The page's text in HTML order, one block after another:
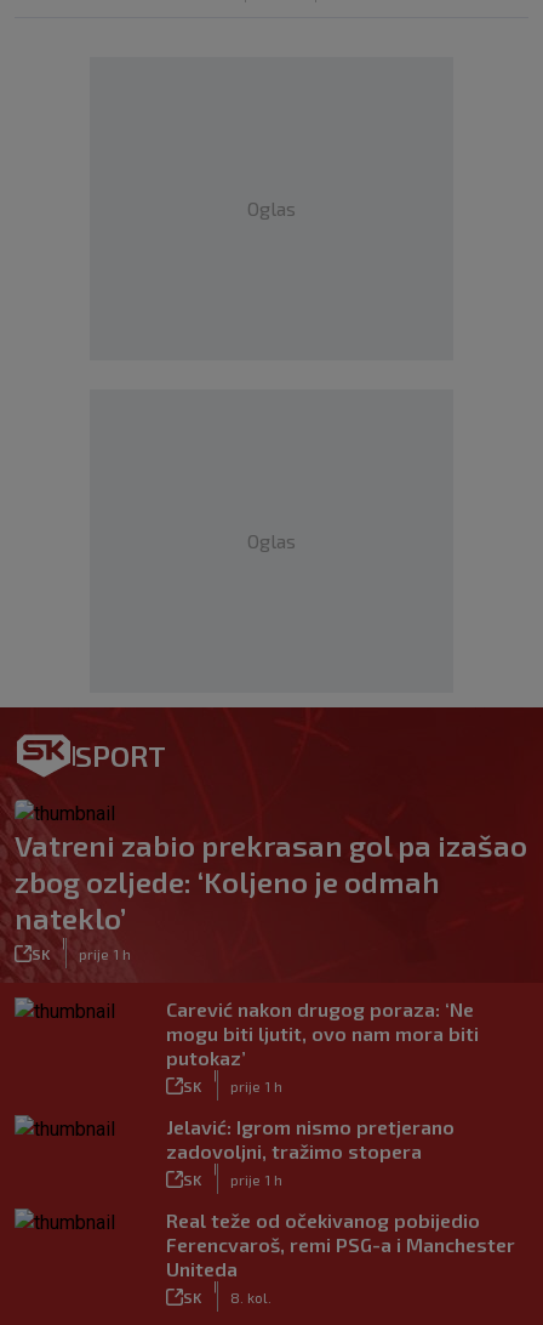
Oglas
Oglas
SPORT
Vatreni zabio prekrasan gol pa izašao
zbog ozljede: ‘Koljeno je odmah
nateklo’
SK prije 1 h
Carević nakon drugog poraza: ‘Ne
mogu biti ljutit, ovo nam mora biti
putokaz’
SK prije 1 h
Jelavić: Igrom nismo pretjerano
zadovoljni, tražimo stopera
SK prije 1 h
Real teže od očekivanog pobijedio
Ferencvaroš, remi PSG-a i Manchester
Uniteda
SK 8. kol.